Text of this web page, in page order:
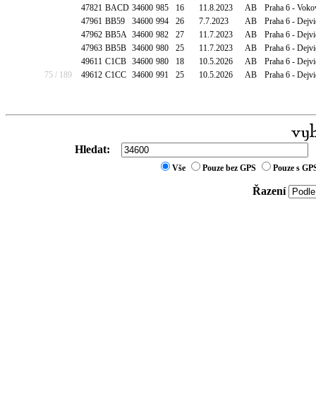
47821 BACD 34600 985 16 11.8.2023 AB
Praha 6 -
47961 BB59 34600 994 26 7.7.2023 AB
Praha 6 -
47962 BB5A 34600 982 27 11.7.2023 AB
Praha 6 -
47963 BB5B 34600 980 25 11.7.2023 AB
Praha 6 -
49611 C1CB 34600 980 18 10.5.2026 AB
Praha 6 -
75 / 189
49612 C1CC 34600 991 25 10.5.2026 AB Praha 6 -
Hledat:
Vše Pouze bez GPS Pouze s
Řazení